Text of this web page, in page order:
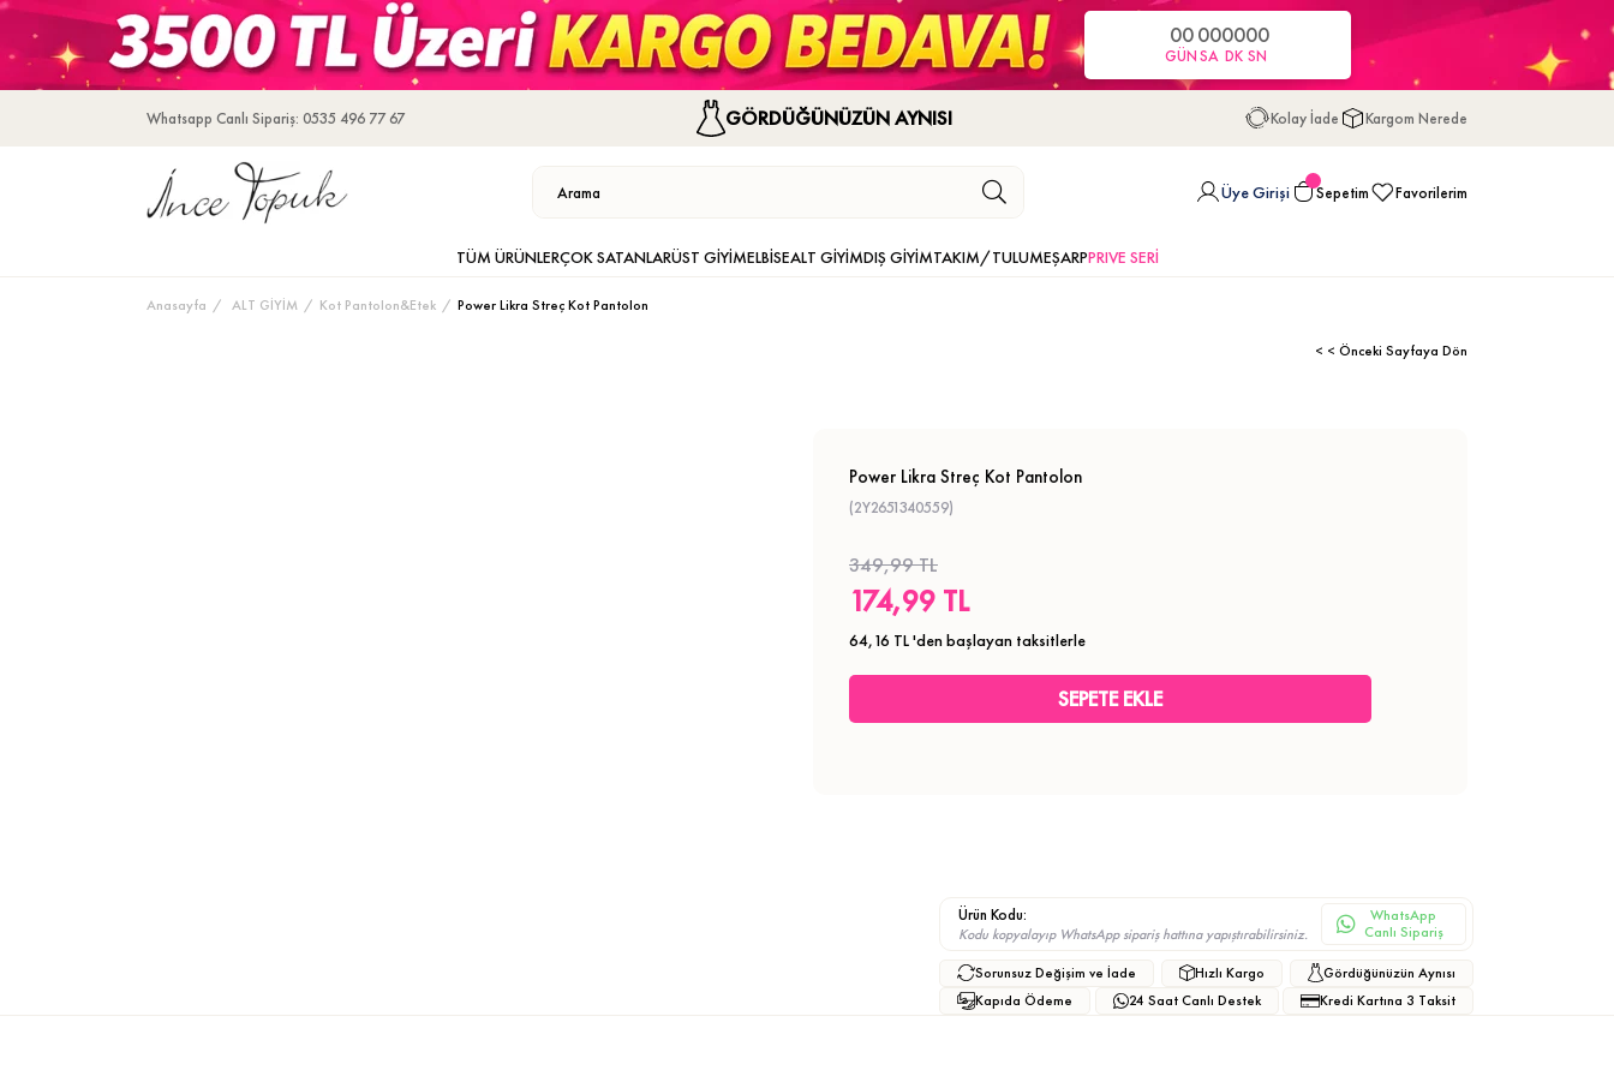
00
GÜN
00
SA
00
DK
00
SN
Whatsapp Canlı Sipariş: 0535 496 77 67 GÖRDÜĞÜNÜZÜN AYNISI Kolay İade Kargom Nerede
Üye Girişi Sepetim Favorilerim
TÜM ÜRÜNLERÇOK SATANLARÜST GİYİMELBİSEALT GİYİMDIŞ GİYİMTAKIM/TULUMEŞARPPRIVE SERİ
Anasayfa ALT GİYİM Kot Pantolon&Etek Power Likra Streç Kot Pantolon
< < Önceki Sayfaya Dön
Power Likra Streç Kot Pantolon
(2Y2651340559)
349,99 TL
174,99 TL
64,16 TL'den başlayan taksitlerle
Ürün Kodu:
Kodu kopyalayıp WhatsApp sipariş hattına yapıştırabilirsiniz.
WhatsApp
Canlı Sipariş
Sorunsuz Değişim ve İade Hızlı Kargo
Gördüğünüzün Aynısı
Kapıda Ödeme
24 Saat Canlı Destek Kredi Kartına 3 Taksit